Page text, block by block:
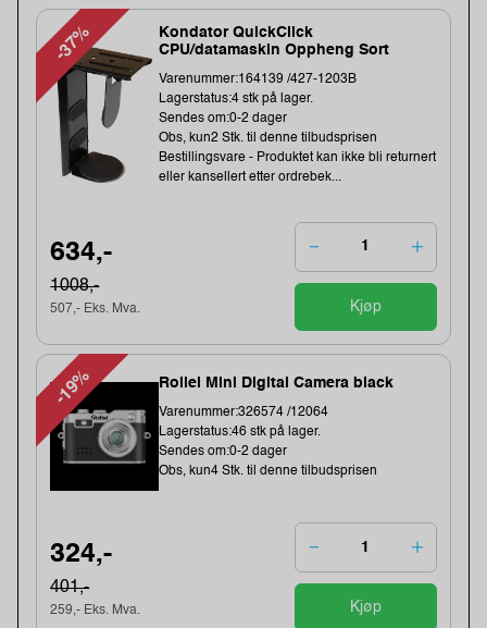
-37%
Kondator QuickClick
CPU/datamaskin Oppheng Sort
Varenummer:164139 /427-1203B
Lagerstatus:4 stk på lager.
Sendes om:0-2 dager
Obs, kun2 Stk. til denne tilbudsprisen
Bestillingsvare - Produktet kan ikke bli returnert
eller kansellert etter ordrebek...
634,-
1008,-
507,- Eks. Mva. Kjøp
-19% Rollei Mini Digital Camera black
Varenummer:326574 /12064
Lagerstatus:46 stk på lager.
Sendes om:0-2 dager
Obs, kun4 Stk. til denne tilbudsprisen
324,-
401,-
259,- Eks. Mva. Kjøp